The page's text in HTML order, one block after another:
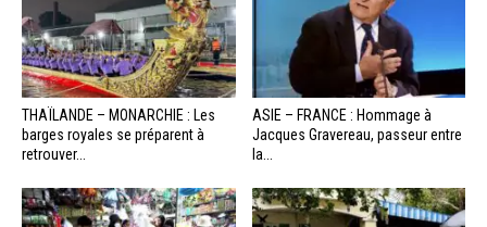
THAÏLANDE – MONARCHIE : Les
barges royales se préparent à
retrouver...
ASIE – FRANCE : Hommage à
Jacques Gravereau, passeur entre
la...